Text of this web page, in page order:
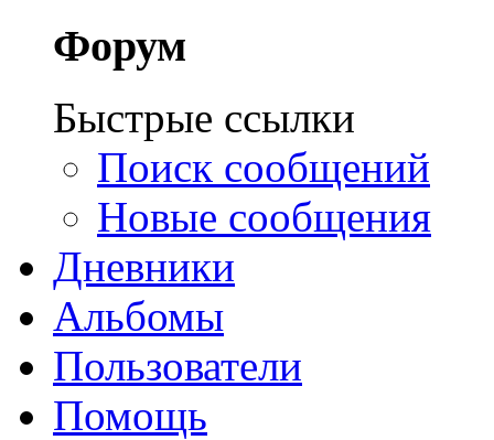
Форум
Быстрые ссылки
Поиск сообщений
Новые сообщения
Дневники
Альбомы
Пользователи
Помощь